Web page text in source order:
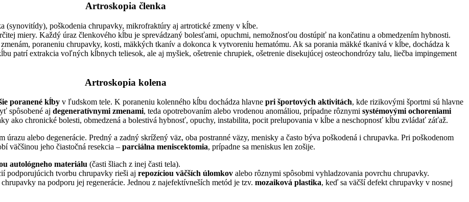
Artroskopia členka
(synovitídy), poškodenia chrupavky, mikrofraktúry aj artrotické zmeny v kĺbe.
miery. Každý úraz členkového kĺbu je sprevádzaný bolesťami, opuchmi, nemožnosťou dostúpiť na končatinu a obmedzením hybnosti.
poraneniu chrupavky, kosti, mäkkých tkanív a dokonca k vytvoreniu hematómu. Ak sa porania mäkké tkanivá v kĺbe, dochádza k
patrí extrakcia voľných kĺbnych teliesok, ale aj myšiek, ošetrenie chrupiek, ošetrenie disekujúcej osteochondrózy talu, liečba impingement
Artroskopia kolena
poranené kĺby v ľudskom tele. K poraneniu kolenného kĺbu dochádza hlavne pri športových aktivitách, kde rizikovými športmi sú hlavne
spôsobené aj degeneratívnymi zmenami, teda opotrebovaním alebo vrodenou anomáliou, prípadne rôznymi systémovými ochoreniami
ako chronické bolesti, obmedzená a bolestivá hybnosť, opuchy, instabilita, pocit prelupovania v kĺbe a neschopnosť kĺbu zvládať záťaž.
alebo degenerácie. Predný a zadný skrížený väz, oba postranné väzy, menisky a často býva poškodená i chrupavka. Pri poškodenom
väčšinou jeho čiastočná resekcia – parciálna meniscektomia, prípadne sa meniskus len zošije.
autológneho materiálu (časti šliach z inej časti tela).
podporujúcich tvorbu chrupavky rieši aj repozíciou väčších úlomkov alebo rôznymi spôsobmi vyhladzovania povrchu chrupavky.
na podporu jej regenerácie. Jednou z najefektívneších metód je tzv. mozaiková plastika, keď sa väčší defekt chrupavky v nosnej